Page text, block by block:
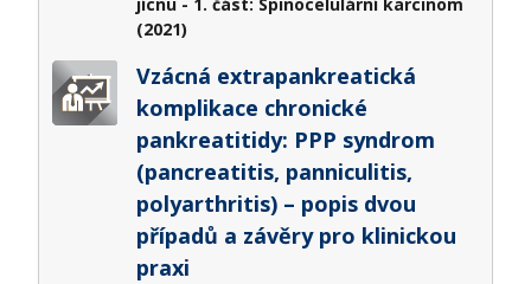
(2021)
Vzácná extrapankreatická
komplikace chronické
pankreatitidy: PPP syndrom
(pancreatitis, panniculitis,
polyarthritis) – popis dvou
případů a závěry pro klinickou
praxi